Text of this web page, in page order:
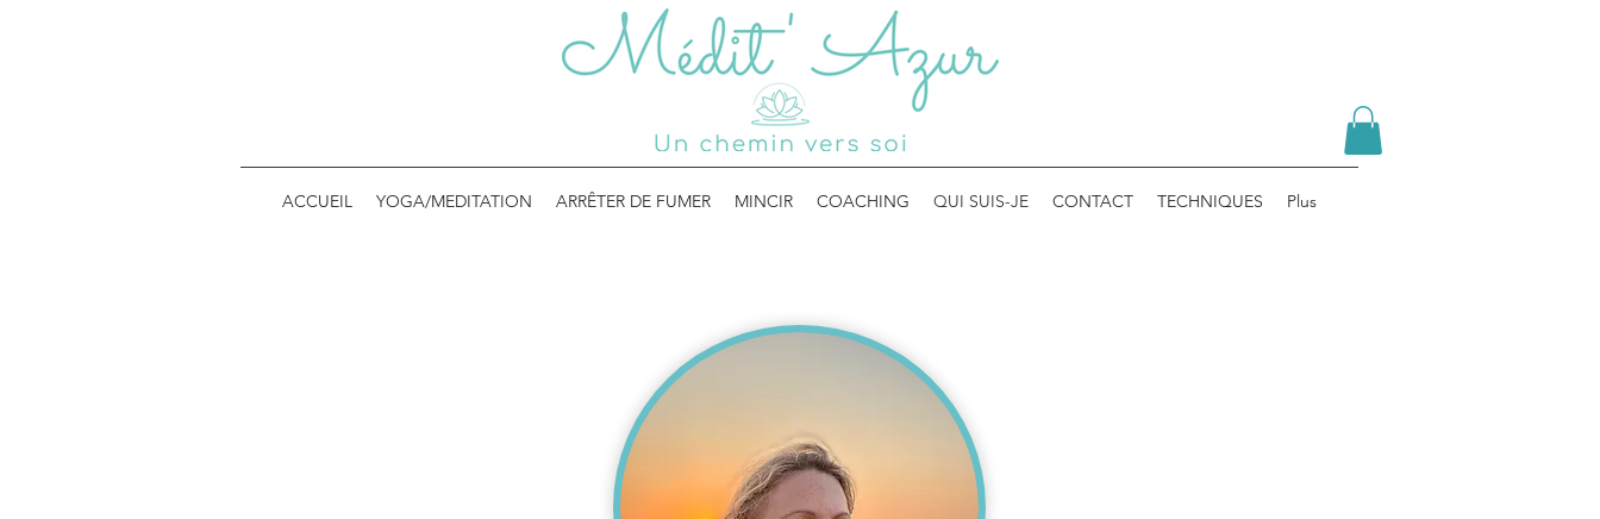
ACCUEIL YOGA/MEDITATION ARRÊTER DE FUMER MINCIR COACHING QUI SUIS-JE CONTACT TECHNIQUES Plus